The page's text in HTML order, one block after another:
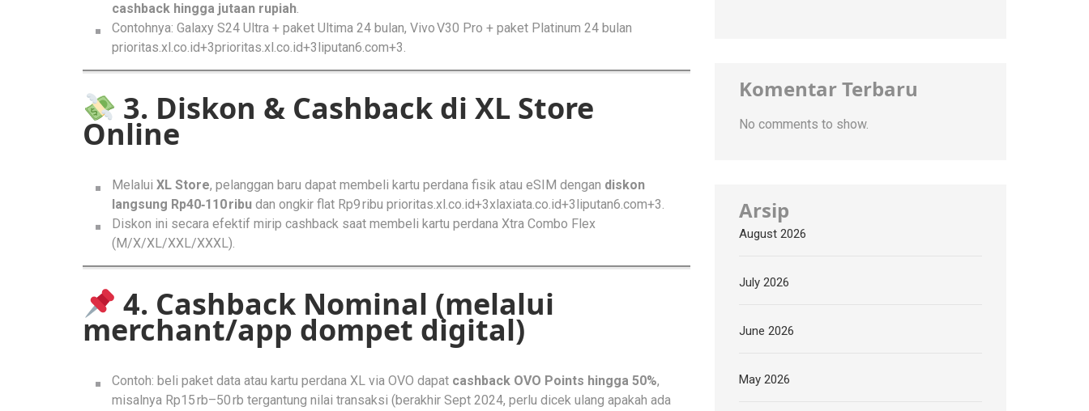
cashback hingga jutaan rupiah.
Contohnya: Galaxy S24 Ultra + paket Ultima 24 bulan, Vivo V30 Pro + paket Platinum 24 bulan
prioritas.xl.co.id+3prioritas.xl.co.id+3liputan6.com+3.
3. Diskon & Cashback di XL Store
Online
Melalui XL Store, pelanggan baru dapat membeli kartu perdana fisik atau eSIM dengan diskon
langsung Rp40‑110 ribu dan ongkir flat Rp9 ribu prioritas.xl.co.id+3xlaxiata.co.id+3liputan6.com+3.
Diskon ini secara efektif mirip cashback saat membeli kartu perdana Xtra Combo Flex
(M/X/XL/XXL/XXXL).
4. Cashback Nominal (melalui
merchant/app dompet digital)
Contoh: beli paket data atau kartu perdana XL via OVO dapat cashback OVO Points hingga 50%,
misalnya Rp15 rb–50 rb tergantung nilai transaksi (berakhir Sept 2024, perlu dicek ulang apakah ada
Komentar Terbaru
No comments to show.
Arsip
August 2026
July 2026
June 2026
May 2026